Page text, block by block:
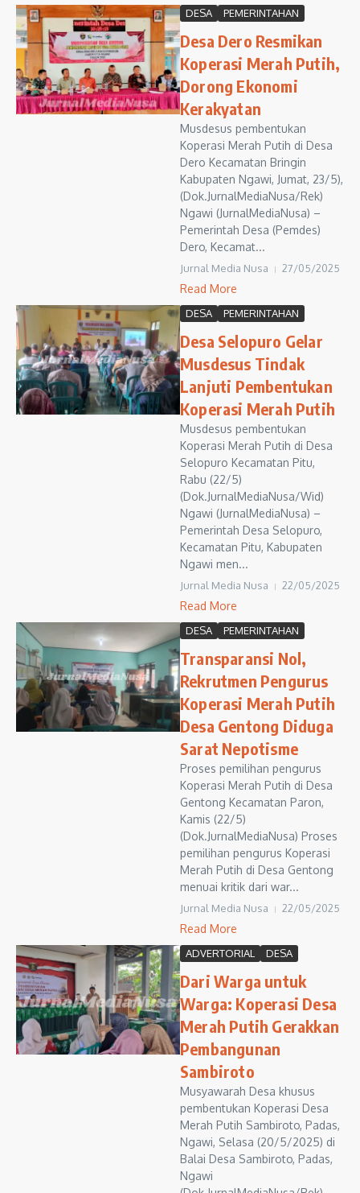
DESA PEMERINTAHAN
Desa Dero Resmikan
Koperasi Merah Putih,
Dorong Ekonomi
Kerakyatan
Musdesus pembentukan
Koperasi Merah Putih di Desa
Dero Kecamatan Bringin
Kabupaten Ngawi, Jumat, 23/5),
(Dok.JurnalMediaNusa/Rek)
Ngawi (JurnalMediaNusa) –
Pemerintah Desa (Pemdes)
Dero, Kecamat...
Jurnal Media Nusa 27/05/2025
Read More
DESA PEMERINTAHAN
Desa Selopuro Gelar
Musdesus Tindak
Lanjuti Pembentukan
Koperasi Merah Putih
Musdesus pembentukan
Koperasi Merah Putih di Desa
Selopuro Kecamatan Pitu,
Rabu (22/5)
(Dok.JurnalMediaNusa/Wid)
Ngawi (JurnalMediaNusa) –
Pemerintah Desa Selopuro,
Kecamatan Pitu, Kabupaten
Ngawi men...
Jurnal Media Nusa 22/05/2025
Read More
DESA PEMERINTAHAN
Transparansi Nol,
Rekrutmen Pengurus
Koperasi Merah Putih
Desa Gentong Diduga
Sarat Nepotisme
Proses pemilihan pengurus
Koperasi Merah Putih di Desa
Gentong Kecamatan Paron,
Kamis (22/5)
(Dok.JurnalMediaNusa) Proses
pemilihan pengurus Koperasi
Merah Putih di Desa Gentong
menuai kritik dari war...
Jurnal Media Nusa 22/05/2025
Read More
ADVERTORIAL DESA
Dari Warga untuk
Warga: Koperasi Desa
Merah Putih Gerakkan
Pembangunan
Sambiroto
Musyawarah Desa khusus
pembentukan Koperasi Desa
Merah Putih Sambiroto, Padas,
Ngawi, Selasa (20/5/2025) di
Balai Desa Sambiroto, Padas,
Ngawi